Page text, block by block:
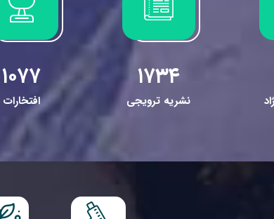
۱۷۳۴
نشریه ترویجی
۱۰۷۷
افتخارات